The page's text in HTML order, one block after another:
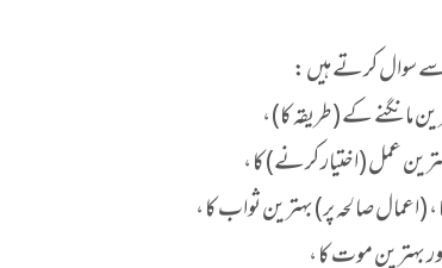
سوال کرتے ہیں :
کے (طریقہ کا) ،
عمل (اختیار کرنے) کا ،
، (اعمال صالحہ پر) بہترین ثواب کا ،
بہترین موت کا ،